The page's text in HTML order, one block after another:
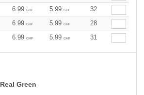
6.99 CHF 5.99 CHF
32
6.99 CHF 5.99 CHF
28
6.99 CHF 5.99 CHF 31
Real Green